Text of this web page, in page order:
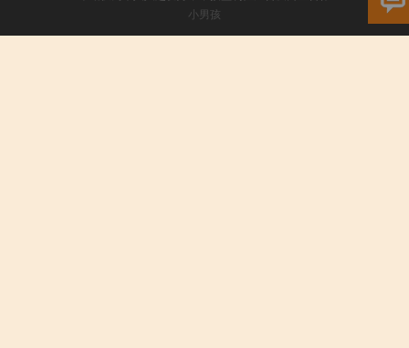
小男孩